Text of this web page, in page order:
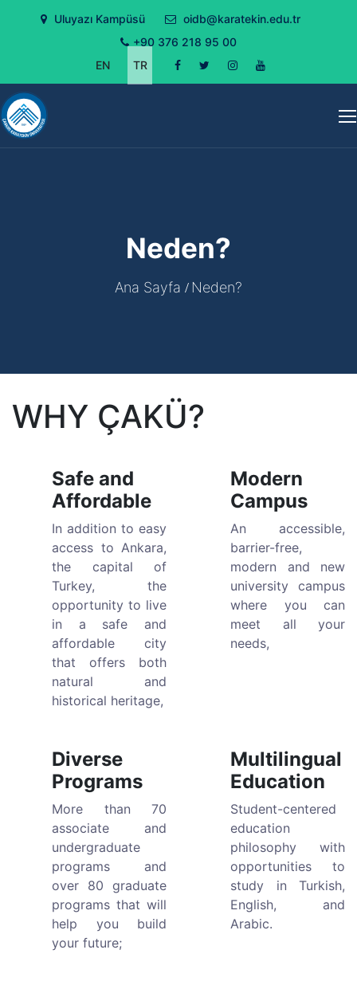
Uluyazı Kampüsü
oidb@karatekin.edu.tr
+90 376 218 95 00
EN
TR
Neden?
Ana Sayfa Neden?
WHY ÇAKÜ?
Safe and
Affordable
In addition to easy
access to Ankara,
the capital of
Turkey, the
opportunity to live
in a safe and
affordable city
that offers both
natural and
historical heritage,
Modern
Campus
An accessible,
barrier-free,
modern and new
university campus
where you can
meet all your
needs,
Diverse
Programs
More than 70
associate and
undergraduate
programs and
over 80 graduate
programs that will
help you build
your future;
Multilingual
Education
Student-centered
education
philosophy with
opportunities to
study in Turkish,
English, and
Arabic.